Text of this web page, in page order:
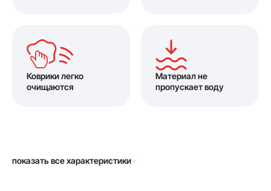
Коврики легко
очищаются
Материал не
пропускает воду
показать все характеристики